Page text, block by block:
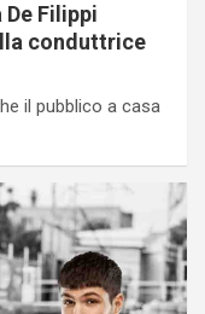
De Filippi
conduttrice
il pubblico a casa